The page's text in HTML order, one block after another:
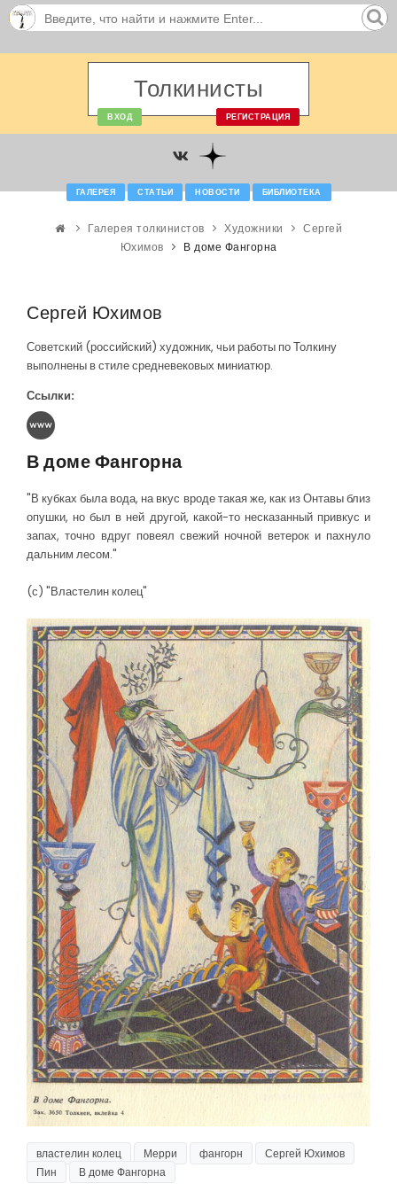
Толкинисты
ВХОД РЕГИСТРАЦИЯ
ГАЛЕРЕЯ СТАТЬИ НОВОСТИ БИБЛИОТЕКА
Галерея толкинистов Художники
Сергей
Юхимов
В доме Фангорна
Сергей Юхимов
Советский (российский) художник, чьи работы по Толкину
выполнены в стиле средневековых миниатюр.
Ссылки:
В доме Фангорна
"В кубках была вода, на вкус вроде такая же, как из Онтавы близ
опушки, но был в ней другой, какой-то несказанный привкус и
запах, точно вдруг повеял свежий ночной ветерок и пахнуло
дальним лесом."
(с) "Властелин колец"
властелин колец Мерри фангорн
Сергей Юхимов
Пин
В доме Фангорна